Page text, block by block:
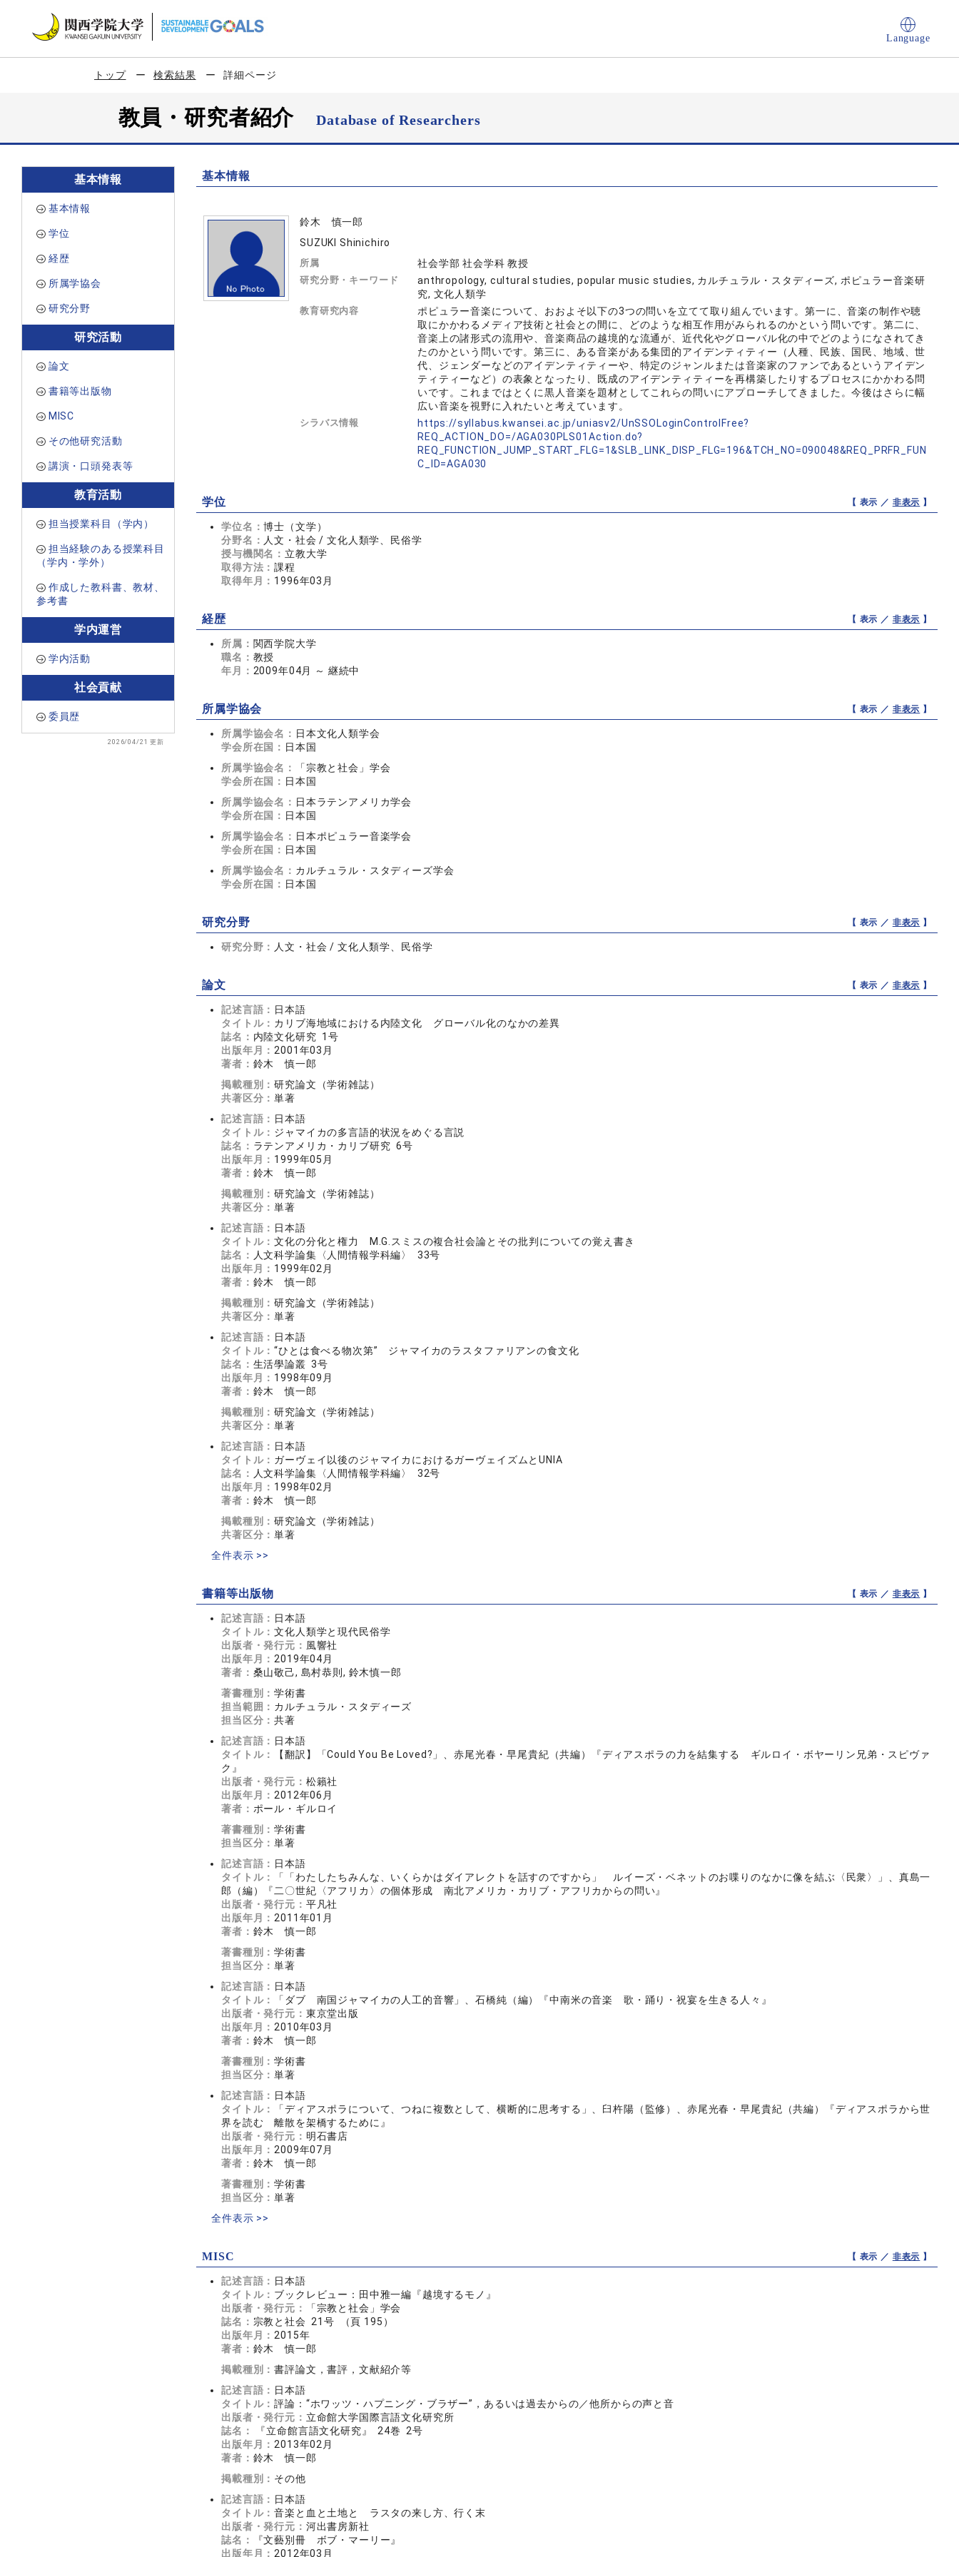
Language
トップ 検索結果 詳細ページ
教員・研究者紹介Database of Researchers
基本情報
基本情報
学位
経歴
所属学協会
研究分野
研究活動
論文
書籍等出版物
MISC
その他研究活動
講演・口頭発表等
教育活動
担当授業科目（学内）
担当経験のある授業科目
（学内・学外）
作成した教科書、教材、
参考書
学内運営
学内活動
社会貢献
委員歴
2026/04/21 更新
基本情報
鈴木 慎一郎
SUZUKI Shinichiro
所属 社会学部 社会学科 教授
研究分野・キーワード
anthropology, cultural studies, popular music studies, カルチュラル・スタディーズ, ポピュラー音楽研
究, 文化人類学
教育研究内容
ポピュラー音楽について、おおよそ以下の3つの問いを立てて取り組んでいます。第一に、音楽の制作や聴
取にかかわるメディア技術と社会との間に、どのような相互作用がみられるのかという問いです。第二に、
音楽上の諸形式の流用や、音楽商品の越境的な流通が、近代化やグローバル化の中でどのようになされてき
たのかという問いです。第三に、ある音楽がある集団的アイデンティティー（人種、民族、国民、地域、世
代、ジェンダーなどのアイデンティティーや、特定のジャンルまたは音楽家のファンであるというアイデン
ティティーなど）の表象となったり、既成のアイデンティティーを再構築したりするプロセスにかかわる問
いです。これまではとくに黒人音楽を題材としてこれらの問いにアプローチしてきました。今後はさらに幅
広い音楽を視野に入れたいと考えています。
シラバス情報
https://syllabus.kwansei.ac.jp/uniasv2/UnSSOLoginControlFree?
REQ_ACTION_DO=/AGA030PLS01Action.do?
REQ_FUNCTION_JUMP_START_FLG=1&SLB_LINK_DISP_FLG=196&TCH_NO=090048&REQ_PRFR_FUN
C_ID=AGA030
学位 【 表示 ／ 非表示 】
学位名：博士（文学）
分野名： 人文・社会 / 文化人類学、民俗学
授与機関名： 立教大学
取得方法：課程
取得年月： 1996年03月
経歴 【 表示 ／ 非表示 】
所属： 関西学院大学
職名： 教授
年月： 2009年04月 ～ 継続中
所属学協会 【 表示 ／ 非表示 】
所属学協会名： 日本文化人類学会
学会所在国： 日本国
所属学協会名：
「宗教と社会」学会
学会所在国： 日本国
所属学協会名： 日本ラテンアメリカ学会
学会所在国： 日本国
所属学協会名： 日本ポピュラー音楽学会
学会所在国： 日本国
所属学協会名： カルチュラル・スタディーズ学会
学会所在国： 日本国
研究分野 【 表示 ／ 非表示 】
研究分野： 人文・社会 / 文化人類学、民俗学
論文 【 表示 ／ 非表示 】
記述言語： 日本語
タイトル： カリブ海地域における内陸文化 グローバル化のなかの差異
誌名： 内陸文化研究 1号
出版年月： 2001年03月
著者： 鈴木 慎一郎
掲載種別：研究論文（学術雑誌）
共著区分：単著
記述言語： 日本語
タイトル： ジャマイカの多言語的状況をめぐる言説
誌名： ラテンアメリカ・カリブ研究 6号
出版年月： 1999年05月
著者： 鈴木 慎一郎
掲載種別：研究論文（学術雑誌）
共著区分：単著
記述言語： 日本語
タイトル：文化の分化と権力 M.G.スミスの複合社会論とその批判についての覚え書き
誌名： 人文科学論集〈人間情報学科編〉 33号
出版年月： 1999年02月
著者： 鈴木 慎一郎
掲載種別：研究論文（学術雑誌）
共著区分：単著
記述言語： 日本語
タイトル：“ひとは食べる物次第” ジャマイカのラスタファリアンの食文化
誌名： 生活學論叢 3号
出版年月： 1998年09月
著者： 鈴木 慎一郎
掲載種別：研究論文（学術雑誌）
共著区分：単著
記述言語： 日本語
タイトル： ガーヴェイ以後のジャマイカにおけるガーヴェイズムとUNIA
誌名： 人文科学論集〈人間情報学科編〉 32号
出版年月： 1998年02月
著者： 鈴木 慎一郎
掲載種別：研究論文（学術雑誌）
共著区分：単著
全件表示 >>
書籍等出版物 【 表示 ／ 非表示 】
記述言語： 日本語
タイトル：文化人類学と現代民俗学
出版者・発行元： 風響社
出版年月： 2019年04月
著者： 桑山敬己, 島村恭則, 鈴木慎一郎
著書種別：学術書
担当範囲： カルチュラル・スタディーズ
担当区分：共著
記述言語： 日本語
タイトル：
【翻訳】「Could You Be Loved?」、赤尾光春・早尾貴紀（共編）『ディアスポラの力を結集する ギルロイ・ボヤーリン兄弟・スピヴァ
ク』
出版者・発行元： 松籟社
出版年月： 2012年06月
著者： ポール・ギルロイ
著書種別：学術書
担当区分：単著
記述言語： 日本語
タイトル：
「「わたしたちみんな、いくらかはダイアレクトを話すのですから」 ルイーズ・ベネットのお喋りのなかに像を結ぶ〈民衆〉」、真島一
郎（編）『二〇世紀〈アフリカ〉の個体形成 南北アメリカ・カリブ・アフリカからの問い』
出版者・発行元： 平凡社
出版年月： 2011年01月
著者： 鈴木 慎一郎
著書種別：学術書
担当区分：単著
記述言語： 日本語
タイトル：
「ダブ 南国ジャマイカの人工的音響」、石橋純（編）『中南米の音楽 歌・踊り・祝宴を生きる人々』
出版者・発行元： 東京堂出版
出版年月： 2010年03月
著者： 鈴木 慎一郎
著書種別：学術書
担当区分：単著
記述言語： 日本語
タイトル：
「ディアスポラについて、つねに複数として、横断的に思考する」、臼杵陽（監修）、赤尾光春・早尾貴紀（共編）『ディアスポラから世
界を読む 離散を架橋するために』
出版者・発行元： 明石書店
出版年月： 2009年07月
著者： 鈴木 慎一郎
著書種別：学術書
担当区分：単著
全件表示 >>
MISC 【 表示 ／ 非表示 】
記述言語： 日本語
タイトル： ブックレビュー：田中雅一編『越境するモノ』
出版者・発行元：
「宗教と社会」学会
誌名： 宗教と社会 21号 （頁 195）
出版年月： 2015年
著者： 鈴木 慎一郎
掲載種別：書評論文，書評，文献紹介等
記述言語： 日本語
タイトル：評論：“ホワッツ・ハプニング・ブラザー”，あるいは過去からの／他所からの声と音
出版者・発行元： 立命館大学国際言語文化研究所
誌名：
『立命館言語文化研究』 24巻 2号
出版年月： 2013年02月
著者： 鈴木 慎一郎
掲載種別： その他
記述言語： 日本語
タイトル：音楽と血と土地と ラスタの来し方、行く末
出版者・発行元： 河出書房新社
誌名：
『文藝別冊 ボブ・マーリー』
出版年月： 2012年03月